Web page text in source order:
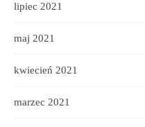
lipiec 2021
maj 2021
kwiecień 2021
marzec 2021